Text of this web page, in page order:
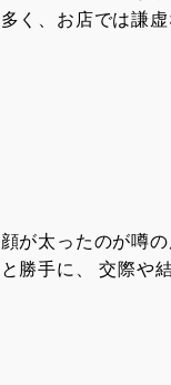
く、お店では謙
が太ったのが噂
勝手に、 交際や